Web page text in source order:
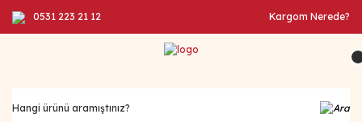
0531 223 21 12 Kargom Nerede?